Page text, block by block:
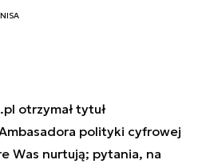
otrzymał tytuł
polityki cyfrowej
Was nurtują; pytania, na